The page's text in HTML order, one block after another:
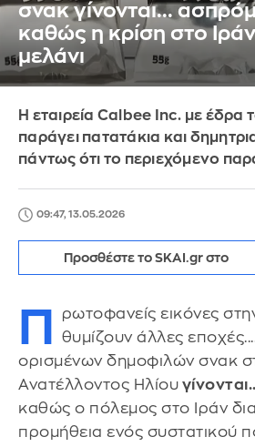
σνακ γίνονται...
καθώς η κρίση στο Ιράν
μελάνι
Η εταιρεία Calbee Inc. με έδρα
παράγει πατατάκια και
πάντως ότι το περιεχόμενο
09:47, 13.05.2026
Προσθέστε το SKAI.gr στο
Π ρωτοφανείς εικόνες
θυμίζουν άλλες
ορισμένων δημοφιλών σνακ
Ανατέλλοντος Ηλίου
καθώς ο πόλεμος στο Ιράν
προμήθεια ενός συστατικού